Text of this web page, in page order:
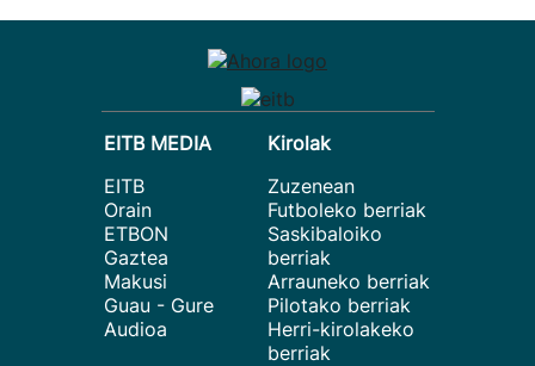
EITB MEDIA
EITB
Orain
ETBON
Gaztea
Makusi
Guau - Gure
Audioa
Kirolak
Zuzenean
Futboleko berriak
Saskibaloiko
berriak
Arrauneko berriak
Pilotako berriak
Herri-kirolakeko
berriak